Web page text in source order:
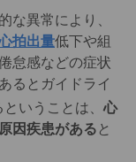
な異常により、
拍出量低下や組
怠感などの症状
るとガイドライ
いうことは、 心
因疾患がある と